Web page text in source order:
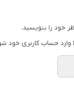
خود را بنویسید.
وارد حساب کاربری خود